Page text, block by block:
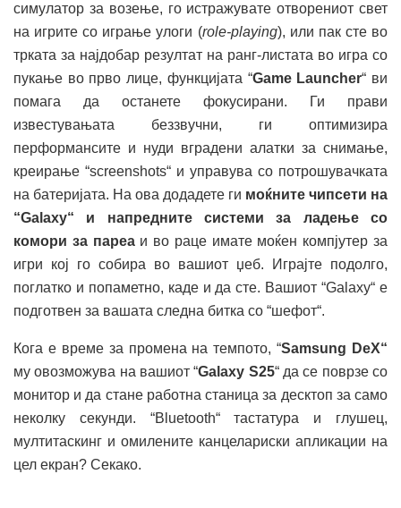
симулатор за возење, го истражувате отворениот свет
на игрите со играње улоги (role-playing), или пак сте во
трката за најдобар резултат на ранг-листата во игра со
пукање во прво лице, функцијата “Game Launcher“ ви
помага да останете фокусирани. Ги прави
известувањата беззвучни, ги оптимизира
перформансите и нуди вградени алатки за снимање,
креирање “screenshots“ и управува со потрошувачката
на батеријата. На ова додадете ги моќните чипсети на
“Galaxy“ и напредните системи за ладење со
комори за пареаи во раце имате моќен компјутер за
игри кој го собира во вашиот џеб. Играјте подолго,
поглатко и попаметно, каде и да сте. Вашиот “Galaxy“ е
подготвен за вашата следна битка со “шефот“.
Кога е време за промена на темпото, “Samsung DeX“
му овозможува на вашиот “Galaxy S25“ да се поврзе со
монитор и да стане работна станица за десктоп за само
неколку секунди. “Bluetooth“ тастатура и глушец,
мултитаскинг и омилените канцелариски апликации на
цел екран? Секако.